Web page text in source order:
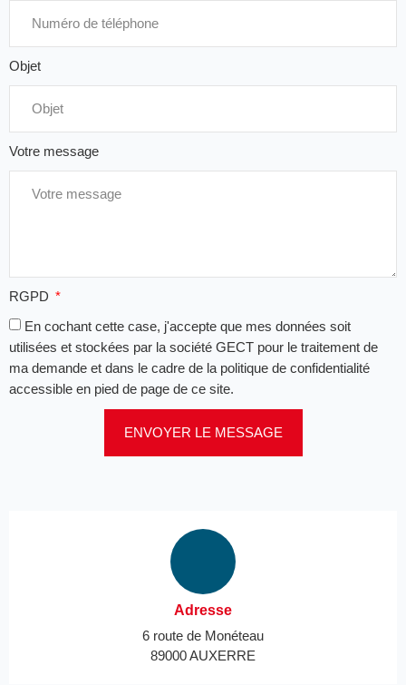
Objet
Votre message
RGPD
En cochant cette case, j'accepte que mes données soit
utilisées et stockées par la société GECT pour le traitement de
ma demande et dans le cadre de la politique de confidentialité
accessible en pied de page de ce site.
ENVOYER LE MESSAGE
Adresse
6 route de Monéteau
89000 AUXERRE